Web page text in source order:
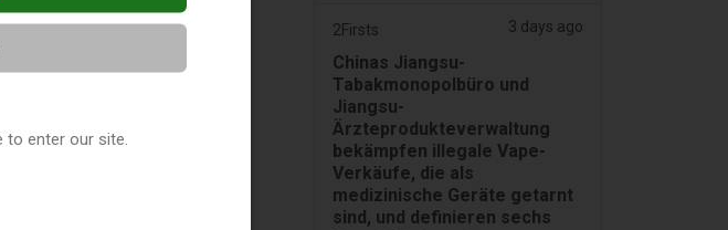
2Firsts 3 days ago
Chinas Jiangsu-
Tabakmonopolbüro und
Jiangsu-
Ärzteprodukteverwaltung
bekämpfen illegale Vape-
Verkäufe, die als
medizinische Geräte getarnt
sind, und definieren sechs
to enter our site.